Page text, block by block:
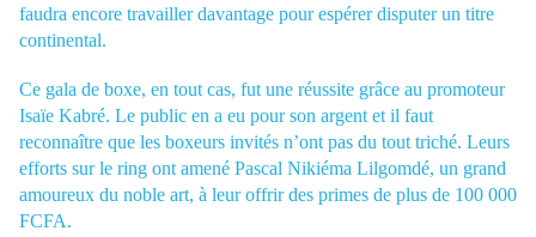
faudra encore travailler davantage pour espérer disputer un titre
continental.
Ce gala de boxe, en tout cas, fut une réussite grâce au promoteur
Isaïe Kabré. Le public en a eu pour son argent et il faut
reconnaître que les boxeurs invités n’ont pas du tout triché. Leurs
efforts sur le ring ont amené Pascal Nikiéma Lilgomdé, un grand
amoureux du noble art, à leur offrir des primes de plus de 100 000
FCFA.